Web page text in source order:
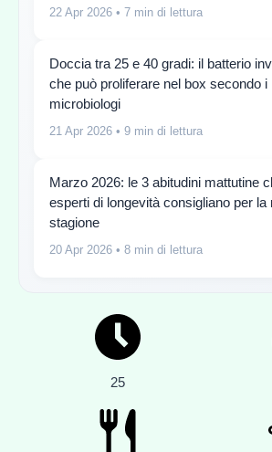
22 Apr 2026 • 7 min di lettura
Doccia tra 25 e 40 gradi: il batterio
che può proliferare nel box secondo i
microbiologi
21 Apr 2026 • 9 min di lettura
Marzo 2026: le 3 abitudini mattutine
esperti di longevità consigliano per la
stagione
20 Apr 2026 • 8 min di lettura
25